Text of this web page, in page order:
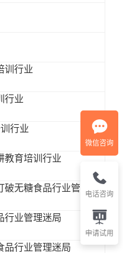
训行业
行业
行业
教育培训行业
[网络通信中国网]易客CRM打破无糖食品行业管理迷局
行业管理迷局
品行业管理迷局
微信咨询
电话咨询
申请试用